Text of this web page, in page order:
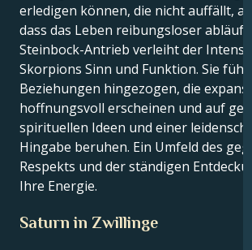
erledigen können, die nicht auffällt,
dass das Leben reibungsloser abläuft.
Steinbock-Antrieb verleiht der
Skorpions Sinn und Funktion. Sie
Beziehungen hingezogen, die
hoffnungsvoll erscheinen und auf
spirituellen Ideen und einer
Hingabe beruhen. Ein Umfeld des
Respekts und der ständigen
Ihre Energie.
Saturn in Zwillinge